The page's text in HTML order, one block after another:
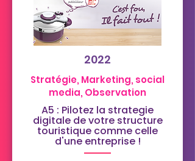
2022
Stratégie, Marketing, social
media, Observation
A5 : Pilotez la strategie
digitale de votre structure
touristique comme celle
d'une entreprise !